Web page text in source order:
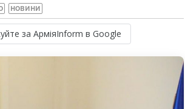
НОВИНИ
за АрміяInform в Google